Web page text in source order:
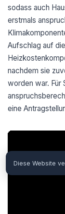
sodass auch
erstmals
Aufschlag auf
nachdem sie
worden war. Für
eine
Diese Website